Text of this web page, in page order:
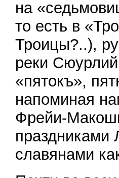
на
то есть в
Троицы?..),
реки
«пятокъ»,
напоминая
Фрейи-
праздниками
славянами